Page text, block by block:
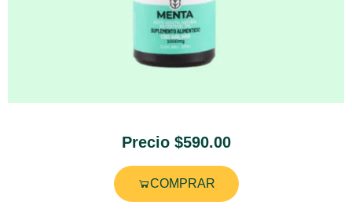
Precio $590.00
COMPRAR